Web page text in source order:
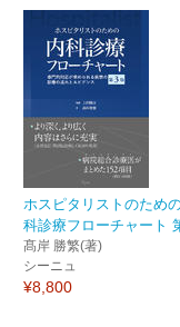
ホスピタリストのため
科診療フローチャート
髙岸 勝繁(著)
シーニュ
¥8,800